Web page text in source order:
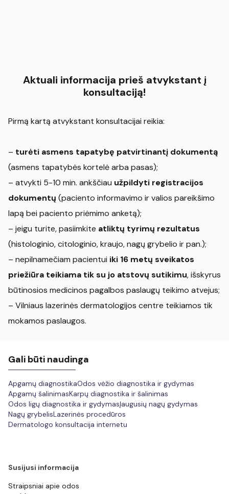
Aktuali informacija prieš atvykstant į
konsultaciją!
Pirmą kartą atvykstant konsultacijai reikia:
– turėti asmens tapatybę patvirtinantį dokumentą
(asmens tapatybės kortelė arba pasas);
– atvykti 5-10 min. ankščiau užpildyti registracijos
dokumentų (paciento informavimo ir valios pareikšimo
lapą bei paciento priėmimo anketą);
– jeigu turite, pasiimkite atliktų tyrimų rezultatus
(histologinio, citologinio, kraujo, nagų grybelio ir pan.);
– nepilnamečiam pacientui iki 16 metų sveikatos
priežiūra teikiama tik su jo atstovų sutikimu, išskyrus
būtinosios medicinos pagalbos paslaugų teikimo atvejus;
– Vilniaus lazerinės dermatologijos centre teikiamos tik
mokamos paslaugos.
Gali būti naudinga
Apgamų diagnostikaOdos vėžio diagnostika ir gydymas
Apgamų šalinimasKarpų diagnostika ir šalinimas
Odos ligų diagnostika ir gydymasĮaugusių nagų gydymas
Nagų grybelisLazerinės procedūros
Dermatologo konsultacija internetu
Susijusi informacija
Straipsniai apie odos